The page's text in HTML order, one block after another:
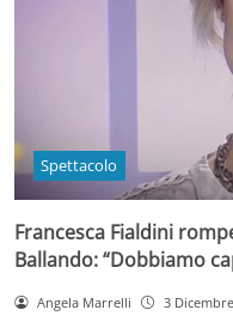
Spettacolo
Francesca Fialdini
Ballando: “Dobbiamo
Angela Marrelli 3